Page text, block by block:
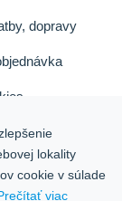
dopravy
údajov
lokality
cookie v súlade
viac